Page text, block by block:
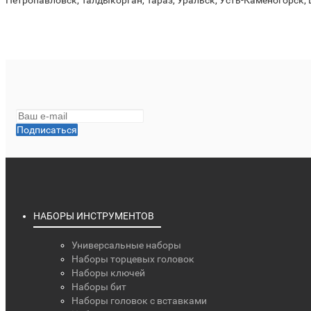
Подписаться
НАБОРЫ ИНСТРУМЕНТОВ
Универсальные наборы
Наборы торцевых головок
Наборы ключей
Наборы бит
Наборы головок с вставками